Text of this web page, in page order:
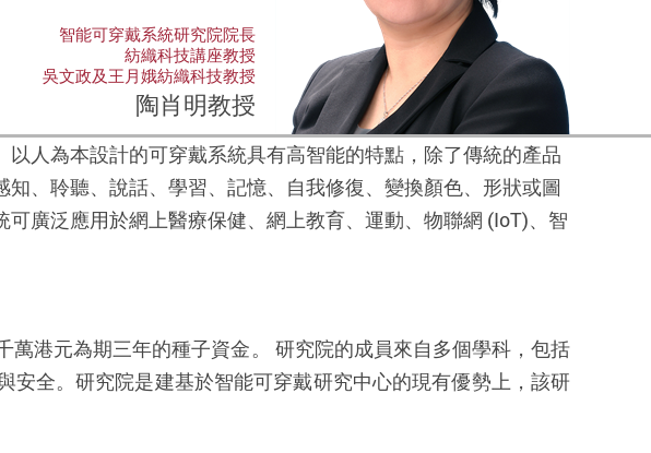
智能可穿戴系統研究院院長
紡織科技講座教授
吳文政及王月娥紡織科技教授
陶肖明教授
以人為本設計的可穿戴系統具有高智能的特點，除了傳統的產品
、聆聽、說話、學習、記憶、自我修復、變換顏色、形狀或圖
廣泛應用於網上醫療保健、網上教育、運動、物聯網 (IoT)、智
萬港元為期三年的種子資金。 研究院的成員來自多個學科，包括
全。研究院是建基於智能可穿戴研究中心的現有優勢上，該研